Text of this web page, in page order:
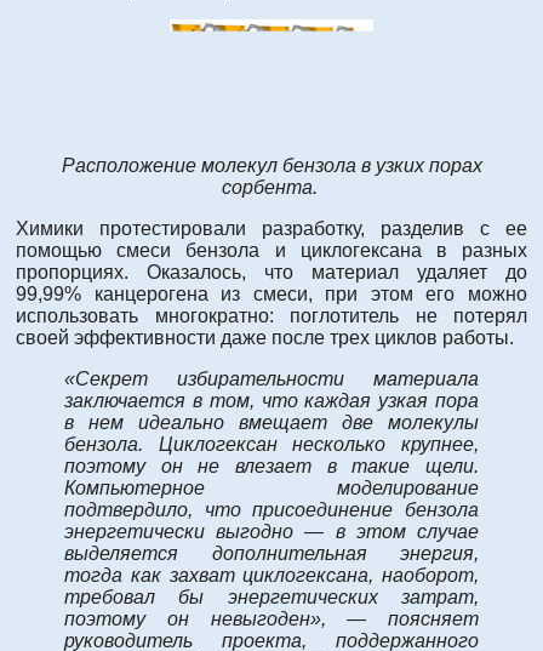
Расположение молекул бензола в узких порах
сорбента.
Химики протестировали разработку, разделив с ее
помощью смеси бензола и циклогексана в разных
пропорциях. Оказалось, что материал удаляет до
99,99% канцерогена из смеси, при этом его можно
использовать многократно: поглотитель не потерял
своей эффективности даже после трех циклов работы.
«Секрет избирательности материала
заключается в том, что каждая узкая пора
в нем идеально вмещает две молекулы
бензола. Циклогексан несколько крупнее,
поэтому он не влезает в такие щели.
Компьютерное моделирование
подтвердило, что присоединение бензола
энергетически выгодно — в этом случае
выделяется дополнительная энергия,
тогда как захват циклогексана, наоборот,
требовал бы энергетических затрат,
поэтому он невыгоден», — поясняет
руководитель проекта, поддержанного